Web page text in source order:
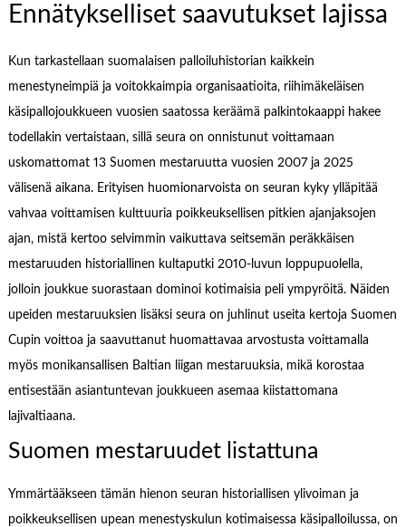
Ennätykselliset saavutukset lajissa
Kun tarkastellaan suomalaisen palloiluhistorian kaikkein
menestyneimpiä ja voitokkaimpia organisaatioita, riihimäkeläisen
käsipallojoukkueen vuosien saatossa keräämä palkintokaappi hakee
todellakin vertaistaan, sillä seura on onnistunut voittamaan
uskomattomat 13 Suomen mestaruutta vuosien 2007 ja 2025
välisenä aikana. Erityisen huomionarvoista on seuran kyky ylläpitää
vahvaa voittamisen kulttuuria poikkeuksellisen pitkien ajanjaksojen
ajan, mistä kertoo selvimmin vaikuttava seitsemän peräkkäisen
mestaruuden historiallinen kultaputki 2010-luvun loppupuolella,
jolloin joukkue suorastaan dominoi kotimaisia peli ympyröitä. Näiden
upeiden mestaruuksien lisäksi seura on juhlinut useita kertoja Suomen
Cupin voittoa ja saavuttanut huomattavaa arvostusta voittamalla
myös monikansallisen Baltian liigan mestaruuksia, mikä korostaa
entisestään asiantuntevan joukkueen asemaa kiistattomana
lajivaltiaana.
Suomen mestaruudet listattuna
Ymmärtääkseen tämän hienon seuran historiallisen ylivoiman ja
poikkeuksellisen upean menestyskulun kotimaisessa käsipalloilussa, on